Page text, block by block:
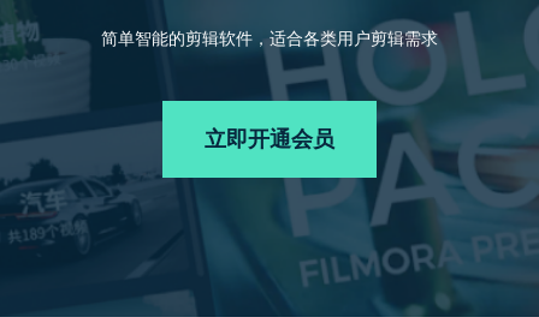
客服热线：4000-300624
AI 绘画
AI 视频续写
声音
文本
专业创作人群
文章资讯
帮助中心
产品信息
立即购买
简单智能的剪辑软件，适合各类用户剪辑需求
立即开通会员